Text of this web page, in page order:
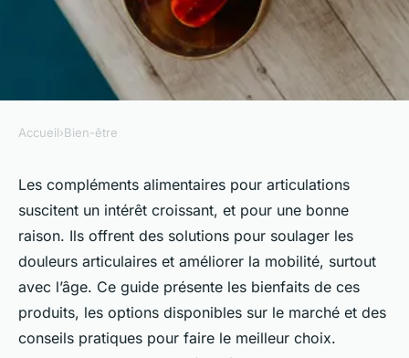
Les compléments alimentaires
pour articulations : bienfaits et
choix
Guillaume•9 décembre 2024•6 min de lecture
Accueil›Bien-être
Les compléments alimentaires pour articulations
suscitent un intérêt croissant, et pour une bonne
raison. Ils offrent des solutions pour soulager les
douleurs articulaires et améliorer la mobilité, surtout
avec l’âge. Ce guide présente les bienfaits de ces
produits, les options disponibles sur le marché et des
conseils pratiques pour faire le meilleur choix.